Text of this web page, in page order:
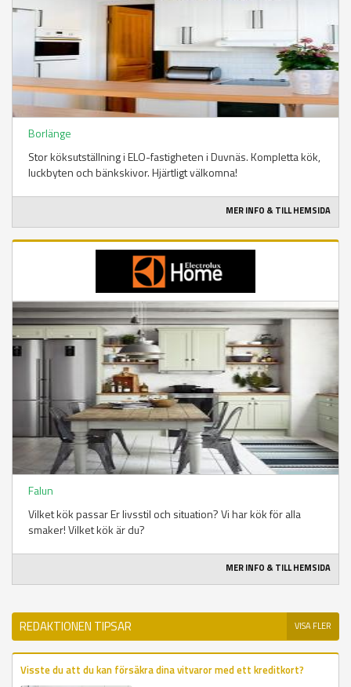
Borlänge
Stor köksutställning i ELO-fastigheten i Duvnäs. Kompletta kök,
luckbyten och bänkskivor. Hjärtligt välkomna!
MER INFO & TILL HEMSIDA
Falun
Vilket kök passar Er livsstil och situation? Vi har kök för alla
smaker! Vilket kök är du?
MER INFO & TILL HEMSIDA
REDAKTIONEN TIPSAR VISA FLER
Visste du att du kan försäkra dina vitvaror med ett kreditkort?